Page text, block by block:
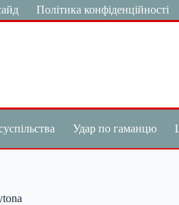
Політика конфіденційності
Удар по гаманцю